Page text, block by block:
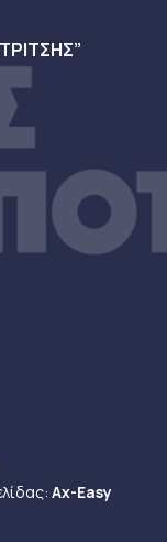
Ax-Easy